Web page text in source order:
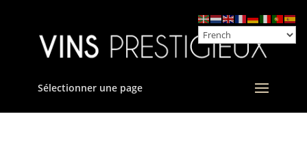
Sélectionner une page